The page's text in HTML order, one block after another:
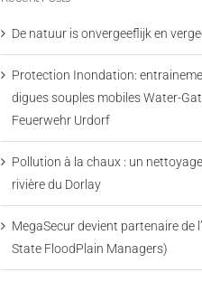
De natuur is onvergeeflijk en
Protection Inondation:
digues souples mobiles Water-
Feuerwehr Urdorf
Pollution à la chaux : un
rivière du Dorlay
MegaSecur devient partenaire de
State FloodPlain Managers)